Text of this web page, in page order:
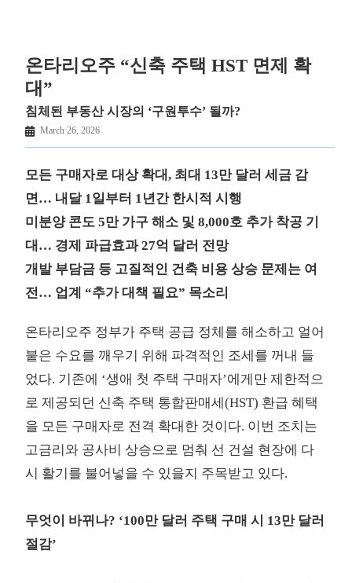
온타리오주 “신축 주택 HST 면제 확
대”
침체된 부동산 시장의 ‘구원투수’ 될까?
March 26, 2026
모든 구매자로 대상 확대, 최대 13만 달러 세금 감
면… 내달 1일부터 1년간 한시적 시행
미분양 콘도 5만 가구 해소 및 8,000호 추가 착공 기
대… 경제 파급효과 27억 달러 전망
개발 부담금 등 고질적인 건축 비용 상승 문제는 여
전… 업계 “추가 대책 필요” 목소리
온타리오주 정부가 주택 공급 정체를 해소하고 얼어
붙은 수요를 깨우기 위해 파격적인 조세를 꺼내 들
었다. 기존에 ‘생애 첫 주택 구매자’에게만 제한적으
로 제공되던 신축 주택 통합판매세(HST) 환급 혜택
을 모든 구매자로 전격 확대한 것이다. 이번 조치는
고금리와 공사비 상승으로 멈춰 선 건설 현장에 다
시 활기를 불어넣을 수 있을지 주목받고 있다.
무엇이 바뀌나? ‘100만 달러 주택 구매 시 13만 달러
절감’